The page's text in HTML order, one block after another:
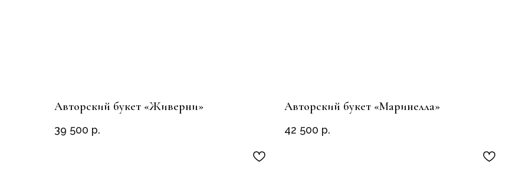
Авторский букет «Живерни»
39 500 р.
Авторский букет «Маринелла»
42 500 р.